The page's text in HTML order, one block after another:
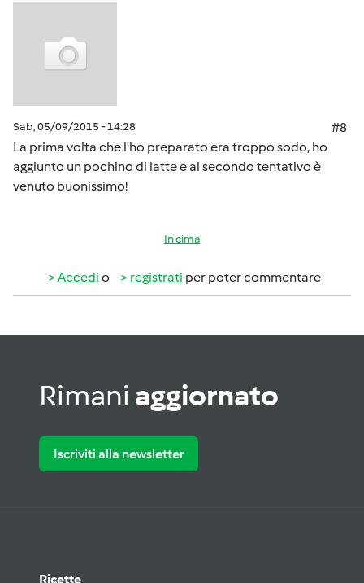
Sab, 05/09/2015 - 14:28
#8
La prima volta che l'ho preparato era troppo sodo, ho
aggiunto un pochino di latte e al secondo tentativo è
venuto buonissimo!
In cima
Accedi o registrati per poter commentare
Rimani aggiornato
Iscriviti alla newsletter
Ricette